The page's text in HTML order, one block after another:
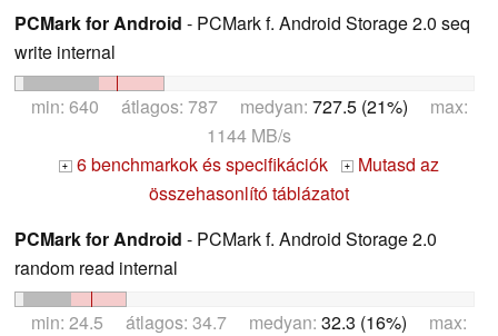
PCMark for Android - PCMark f. Android Storage 2.0 seq
write internal
min: 640 átlagos: 787 medyan: 727.5 (21%) max:
1144 MB/s
+ 6 benchmarkok és specifikációk +
Mutasd az
összehasonlító táblázatot
PCMark for Android - PCMark f. Android Storage 2.0
random read internal
min: 24.5 átlagos: 34.7 medyan: 32.3 (16%) max: